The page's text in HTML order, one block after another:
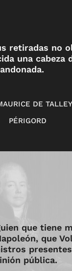
retiradas no
una cabeza
DE
PÉRIGORD
que tiene
que
pública.